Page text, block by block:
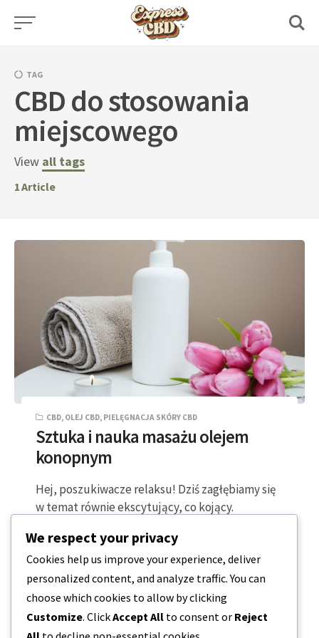
Skip
TAG
CBD do stosowania
miejscowego
View all tags
1Article
CBD, OLEJ CBD, PIELĘGNACJA SKÓRY CBD
Sztuka i nauka masażu olejem
konopnym
Hej, poszukiwacze relaksu! Dziś zagłębiamy się
w temat równie ekscytujący, co kojący.
konopnym! Skąd…
2 MINUTY CZYTANIA 2023-09-17
We respect your privacy
Cookies help us improve your experience, deliver
personalized content, and analyze traffic. You can
choose which cookies to allow by clicking
Customize. ClickAccept All to consent or Reject